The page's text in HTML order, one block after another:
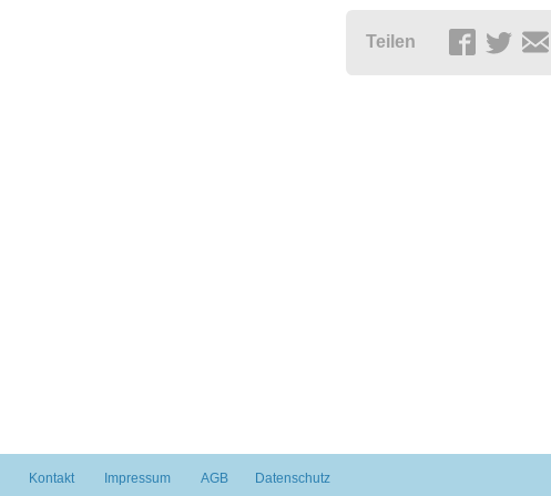
Teilen
Kontakt Impressum AGB Datenschutz